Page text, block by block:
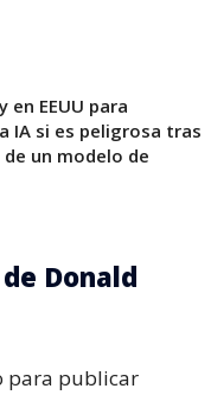
en EEUU para
IA si es peligrosa tras
un modelo de
Donald
para publicar